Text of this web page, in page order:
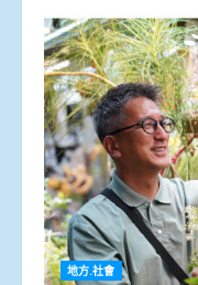
地方.社會